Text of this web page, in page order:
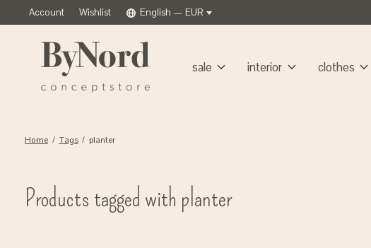
Account Wishlist English — EUR
sale interior clothes
Home / Tags / planter
Products tagged with planter